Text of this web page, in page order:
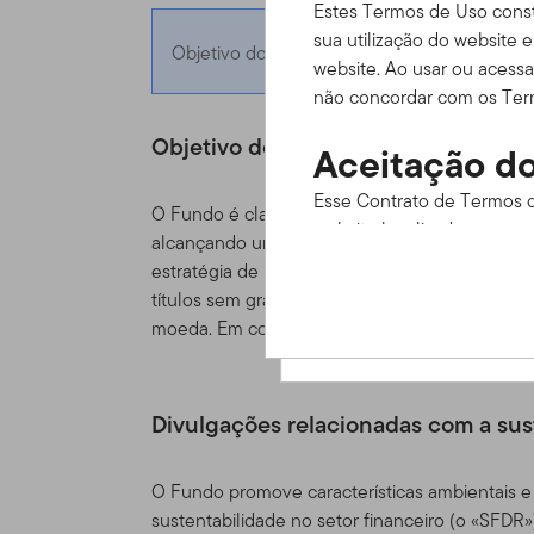
Objetivo do fundo
Objetivo do fundo
O Fundo é classificado como o Artigo 8º do
alcançando um aumento no valor dos seus
estratégia de investimento de gestão ativa e
títulos sem grau de investimento) emitidos
moeda. Em condições normais de mercado, o
Divulgações relacionadas com a
O Fundo promove características ambientais
sustentabilidade no setor financeiro (o
Estes Termos de Uso
sua utilização do website
website. Ao usar ou
não concordar com os
Aceitação
Esse Contrato de Termos
website localizado em
informações disponíveis
serviços, informação e
data do acesso ao Site
momento, sem aviso